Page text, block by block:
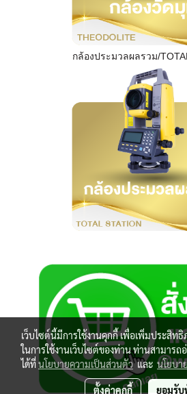
กล้องประมวลผลรวม/
เว็บไซต์นี้มีการใช้งานคุกกี้ เพื่อเพิ่มประสิ
ในการใช้งานเว็บไซต์ของท่าน ท่านสามารถ
ได้ที่นโยบายความเป็นส่วนตัวและ นโยบา
ตั้งค่าคุกกี้ ยอมรั